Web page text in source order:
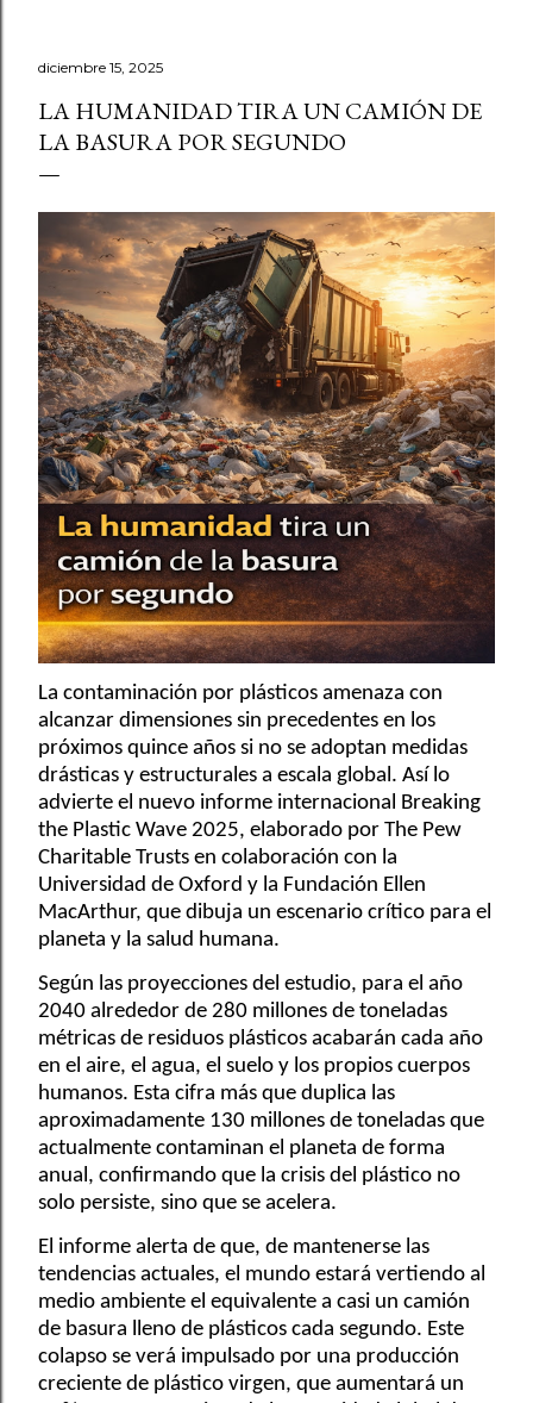
diciembre 15, 2025
LA HUMANIDAD TIRA UN CAMIÓN DE
LA BASURA POR SEGUNDO
La contaminación por plásticos amenaza con
alcanzar dimensiones sin precedentes en los
próximos quince años si no se adoptan medidas
drásticas y estructurales a escala global. Así lo
advierte el nuevo informe internacional Breaking
the Plastic Wave 2025, elaborado por The Pew
Charitable Trusts en colaboración con la
Universidad de Oxford y la Fundación Ellen
MacArthur, que dibuja un escenario crítico para el
planeta y la salud humana.
Según las proyecciones del estudio, para el año
2040 alrededor de 280 millones de toneladas
métricas de residuos plásticos acabarán cada año
en el aire, el agua, el suelo y los propios cuerpos
humanos. Esta cifra más que duplica las
aproximadamente 130 millones de toneladas que
actualmente contaminan el planeta de forma
anual, confirmando que la crisis del plástico no
solo persiste, sino que se acelera.
El informe alerta de que, de mantenerse las
tendencias actuales, el mundo estará vertiendo al
medio ambiente el equivalente a casi un camión
de basura lleno de plásticos cada segundo. Este
colapso se verá impulsado por una producción
creciente de plástico virgen, que aumentará un